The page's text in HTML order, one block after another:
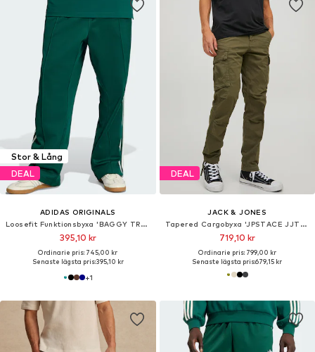
Stor & Lång
DEAL
ADIDAS ORIGINALS
Loosefit Funktionsbyxa 'BAGGY TRACK'
395,10 kr
Ordinarie pris: 745,00 kr
Senaste lägsta pris:395,10 kr
+1
DEAL
JACK & JONES
Tapered Cargobyxa 'JPSTACE JJTUCKER'
719,10 kr
Ordinarie pris: 799,00 kr
Senaste lägsta pris:679,15 kr